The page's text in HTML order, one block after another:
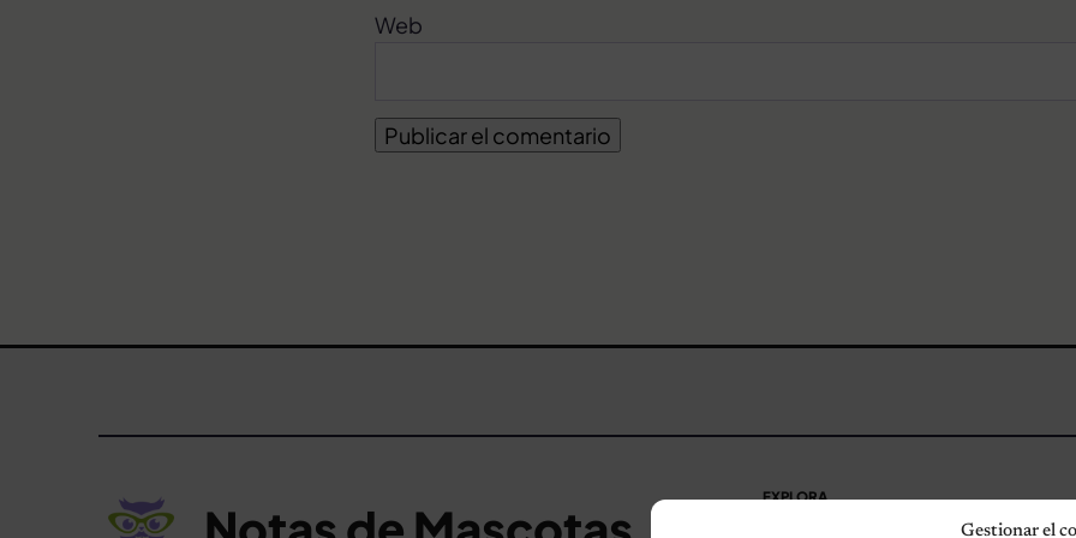
Gestionar el
Web
EXPLORA